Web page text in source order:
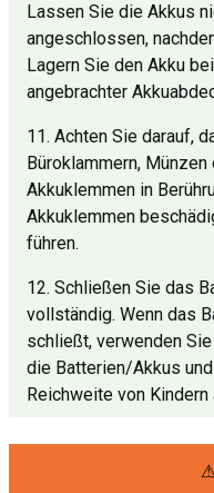
Lassen Sie die Akkus
angeschlossen,
Lagern Sie den Akku
angebrachter
11. Achten Sie darauf,
Büroklammern,
Akkuklemmen in
Akkuklemmen
führen.
12. Schließen Sie das
vollständig. Wenn das
schließt, verwenden
die Batterien/Akkus
Reichweite von Kindern